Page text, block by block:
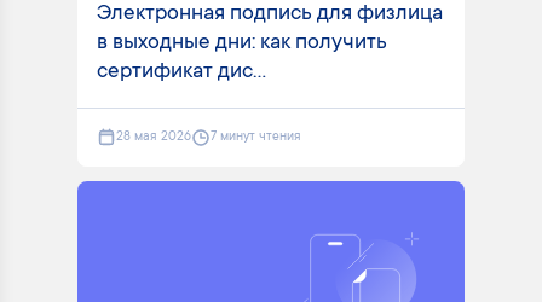
Электронная подпись для физлица
в выходные дни: как получить
сертификат дис...
28 мая 2026 7 минут чтения